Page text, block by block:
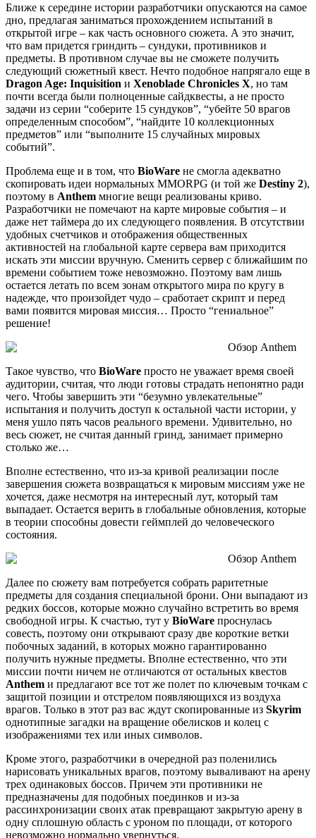
Ближе к середине истории разработчики опускаются на самое
дно, предлагая заниматься прохождением испытаний в
открытой игре – как часть основного сюжета. А это значит,
что вам придется гриндить – сундуки, противников и
предметы. В противном случае вы не сможете получить
следующий сюжетный квест. Нечто подобное напрягало еще в
Dragon Age: Inquisition и Xenoblade Chronicles X, но там
почти всегда были полноценные сайдквесты, а не просто
задачи из серии “соберите 15 сундуков”, “убейте 50 врагов
определенным способом”, “найдите 10 коллекционных
предметов” или “выполните 15 случайных мировых
событий”.
Проблема еще и в том, что BioWare не смогла адекватно
скопировать идеи нормальных MMORPG (и той же Destiny 2),
поэтому в Anthem многие вещи реализованы криво.
Разработчики не помечают на карте мировые события – и
даже нет таймера до их следующего появления. В отсутствии
удобных счетчиков и отображения общественных
активностей на глобальной карте сервера вам приходится
искать эти миссии вручную. Сменить сервер с ближайшим по
времени событием тоже невозможно. Поэтому вам лишь
остается летать по всем зонам открытого мира по кругу в
надежде, что произойдет чудо – сработает скрипт и перед
вами появится мировая миссия… Просто “гениальное”
решение!
Такое чувство, что BioWare просто не уважает время своей
аудитории, считая, что люди готовы страдать непонятно ради
чего. Чтобы завершить эти “безумно увлекательные”
испытания и получить доступ к остальной части истории, у
меня ушло пять часов реального времени. Удивительно, но
весь сюжет, не считая данный гринд, занимает примерно
столько же…
Вполне естественно, что из-за кривой реализации после
завершения сюжета возвращаться к мировым миссиям уже не
хочется, даже несмотря на интересный лут, который там
выпадает. Остается верить в глобальные обновления, которые
в теории способны довести геймплей до человеческого
состояния.
Далее по сюжету вам потребуется собрать раритетные
предметы для создания специальной брони. Они выпадают из
редких боссов, которые можно случайно встретить во время
свободной игры. К счастью, тут у BioWare проснулась
совесть, поэтому они открывают сразу две короткие ветки
побочных заданий, в которых можно гарантированно
получить нужные предметы. Вполне естественно, что эти
миссии почти ничем не отличаются от остальных квестов
Anthem и предлагают все тот же полет по ключевым точкам с
защитой позиции и отстрелом появляющихся из воздуха
врагов. Только в этот раз вас ждут скопированные из Skyrim
однотипные загадки на вращение обелисков и колец с
изображениями тех или иных символов.
Кроме этого, разработчики в очередной раз поленились
нарисовать уникальных врагов, поэтому вываливают на арену
трех одинаковых боссов. Причем эти противники не
предназначены для подобных поединков и из-за
рассинхронизации своих атак превращают закрытую арену в
одну сплошную область с уроном по площади, от которого
невозможно нормально увернуться.